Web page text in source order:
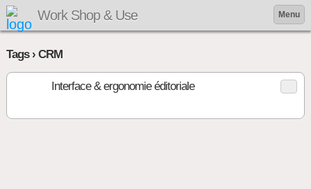
Work Shop & Use Menu
Tags › CRM
Interface & ergonomie éditoriale